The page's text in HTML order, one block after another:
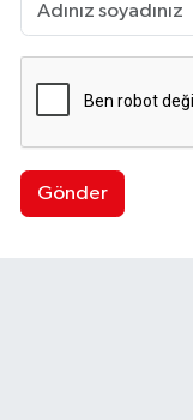
Gönder